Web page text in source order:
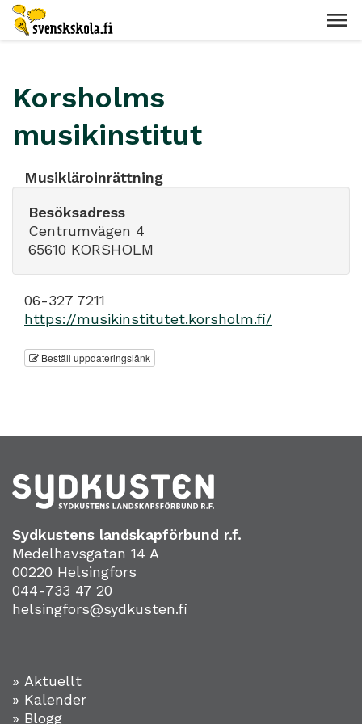
Korsholms
musikinstitut
Musikläroinrättning
Besöksadress
Centrumvägen 4
65610 KORSHOLM
06-327 7211
https://musikinstitutet.korsholm.fi/
Beställ uppdateringslänk
Sydkustens landskapförbund r.f.
Medelhavsgatan 14 A
00220 Helsingfors
044-733 47 20
helsingfors@sydkusten.fi
» Aktuellt
» Kalender
» Blogg